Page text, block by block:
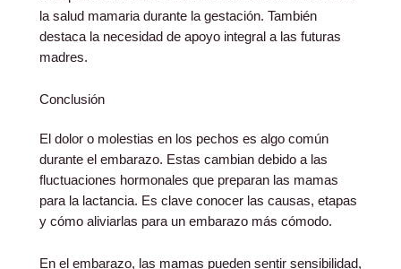
la salud mamaria durante la gestación. También
destaca la necesidad de apoyo integral a las futuras
madres.
Conclusión
El dolor o molestias en los pechos es algo común
durante el embarazo. Estas cambian debido a las
fluctuaciones hormonales que preparan las mamas
para la lactancia. Es clave conocer las causas, etapas
y cómo aliviarlas para un embarazo más cómodo.
En el embarazo, las mamas pueden sentir sensibilidad,